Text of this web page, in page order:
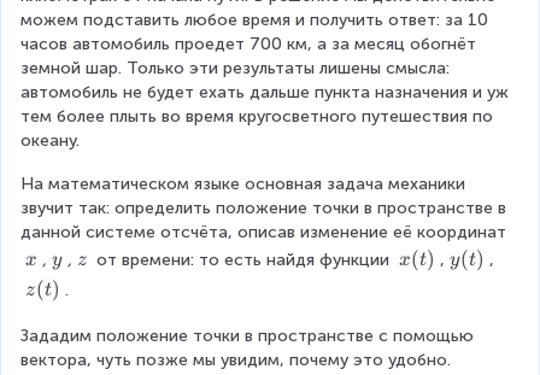
можем подставить любое время и получить ответ: за 10
часов автомобиль проедет 700 км, а за месяц обогнёт
земной шар. Только эти результаты лишены смысла:
автомобиль не будет ехать дальше пункта назначения и уж
тем более плыть во время кругосветного путешествия по
океану.
На математическом языке основная задача механики
звучит так: определить положение точки в пространстве в
данной системе отсчёта, описав изменение её координат
\
\
x , \
\
y
y , \
z от времени: то есть найдя функции x
)
x(t) , y
)
y(t) ,
z
t
)
z(t) .
Зададим положение точки в пространстве с помощью
вектора, чуть позже мы увидим, почему это удобно.